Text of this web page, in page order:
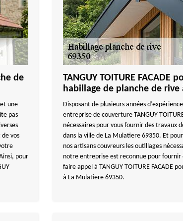
de
une
pas
vos
pour
TANGUY TOITURE FACADE
habillage de planche de rive
Disposant de plusieurs années
entreprise de couverture TANGUY
nécessaires pour vous fournir des travaux
dans la ville de La Mulatiere 69350. Et
nos artisans couvreurs les outillages
notre entreprise est reconnue pour fournir
faire appel à TANGUY TOITURE FACADE
à La Mulatiere 69350.